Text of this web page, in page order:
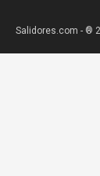
Salidores.com - ®